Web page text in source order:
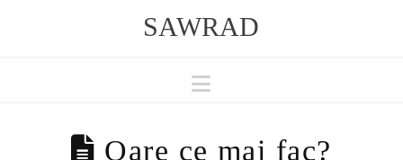
SAWRAD
Navigation
Oare ce mai fac?